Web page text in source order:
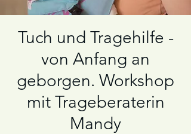
Tuch und Tragehilfe -
von Anfang an
geborgen. Workshop
mit Trageberaterin
Mandy